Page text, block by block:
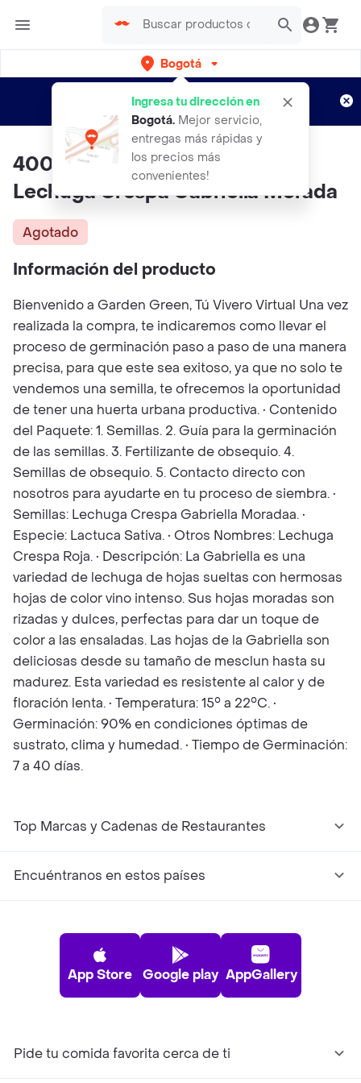
Bogotá
Ingresa tu dirección en
Bogotá. Mejor servicio,
entregas más rápidas y
los precios más
convenientes!
envíos gratis por semanas
Aplican TyC
400 Semillas Orgánicas De
Lechuga Crespa Gabriella Morada
Agotado
Información del producto
Bienvenido a Garden Green, Tú Vivero Virtual Una vez
realizada la compra, te indicaremos como llevar el
proceso de germinación paso a paso de una manera
precisa, para que este sea exitoso, ya que no solo te
vendemos una semilla, te ofrecemos la oportunidad
de tener una huerta urbana productiva. • Contenido
del Paquete: 1. Semillas. 2. Guía para la germinación
de las semillas. 3. Fertilizante de obsequio. 4.
Semillas de obsequio. 5. Contacto directo con
nosotros para ayudarte en tu proceso de siembra. •
Semillas: Lechuga Crespa Gabriella Moradaa. •
Especie: Lactuca Sativa. • Otros Nombres: Lechuga
Crespa Roja. • Descripción: La Gabriella es una
variedad de lechuga de hojas sueltas con hermosas
hojas de color vino intenso. Sus hojas moradas son
rizadas y dulces, perfectas para dar un toque de
color a las ensaladas. Las hojas de la Gabriella son
deliciosas desde su tamaño de mesclun hasta su
madurez. Esta variedad es resistente al calor y de
floración lenta. • Temperatura: 15° a 22°C. •
Germinación: 90% en condiciones óptimas de
sustrato, clima y humedad. • Tiempo de Germinación:
7 a 40 días.
Top Marcas y Cadenas de Restaurantes
Encuéntranos en estos países
App Store Google play AppGallery
Pide tu comida favorita cerca de ti